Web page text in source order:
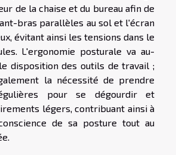
de la chaise et du bureau afin de
bras parallèles au sol et l'écran
évitant ainsi les tensions dans le
L'ergonomie posturale va au-
disposition des outils de travail ;
la nécessité de prendre
pour se dégourdir et
légers, contribuant ainsi à
de sa posture tout au